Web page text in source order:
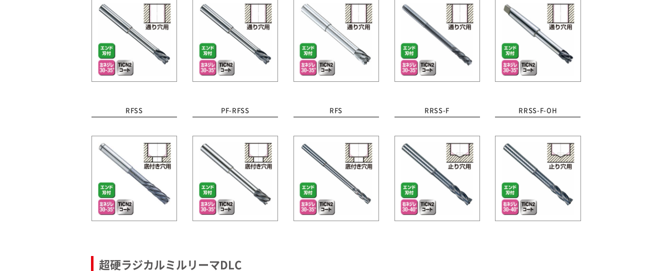
RFSS PF-RFSS RFS RRSS-F RRSS-F-OH
超硬ラジカルミルリーマDLC